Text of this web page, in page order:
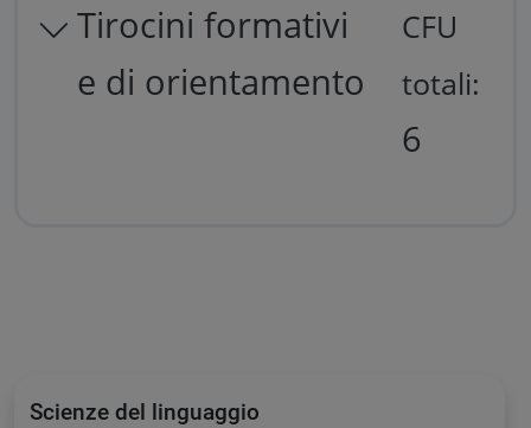
Tirocini formativi
e di orientamento
CFU
totali:
6
Scienze del linguaggio